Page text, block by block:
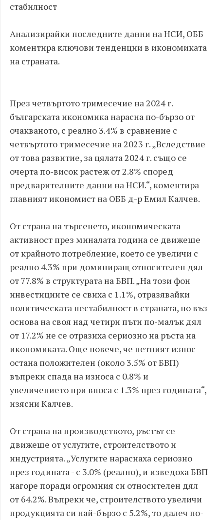
стабилност
Анализирайки последните данни на НСИ, ОББ
коментира ключови тенденции в икономиката
на страната.
През четвъртото тримесечие на 2024 г.
българската икономика нарасна по-бързо от
очакваното, с реално 3.4% в сравнение с
четвъртото тримесечие на 2023 г. „Вследствие
от това развитие, за цялата 2024 г. също се
очерта по-висок растеж от 2.8% според
предварителните данни на НСИ.“, коментира
главният икономист на ОББ д-р Емил Калчев.
От страна на търсенето, икономическата
активност през миналата година се движеше
от крайното потребление, което се увеличи с
реално 4.3% при доминиращ относителен дял
от 77.8% в структурата на БВП. „На този фон
инвестициите се свиха с 1.1%, отразявайки
политическата нестабилност в страната, но въз
основа на своя над четири пъти по-малък дял
от 17.2% не се отразиха сериозно на ръста на
икономиката. Още повече, че нетният износ
остана положителен (около 3.5% от БВП)
въпреки спада на износа с 0.8% и
увеличението при вноса с 1.3% през годината“,
изясни Калчев.
От страна на производството, ръстът се
движеше от услугите, строителството и
индустрията. „Услугите нараснаха сериозно
през годината - с 3.0% (реално), и изведоха БВП
нагоре поради огромния си относителен дял
от 64.2%. Въпреки че, строителството увеличи
продукцията си най-бързо с 5.2%, то далеч по-